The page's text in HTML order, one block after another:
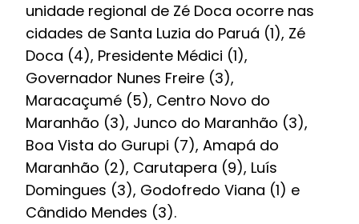
unidade regional de Zé Doca ocorre nas
cidades de Santa Luzia do Paruá (1), Zé
Doca (4), Presidente Médici (1),
Governador Nunes Freire (3),
Maracaçumé (5), Centro Novo do
Maranhão (3), Junco do Maranhão (3),
Boa Vista do Gurupi (7), Amapá do
Maranhão (2), Carutapera (9), Luís
Domingues (3), Godofredo Viana (1) e
Cândido Mendes (3).